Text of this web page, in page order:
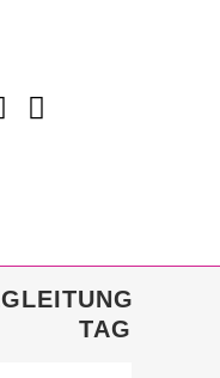
TAG